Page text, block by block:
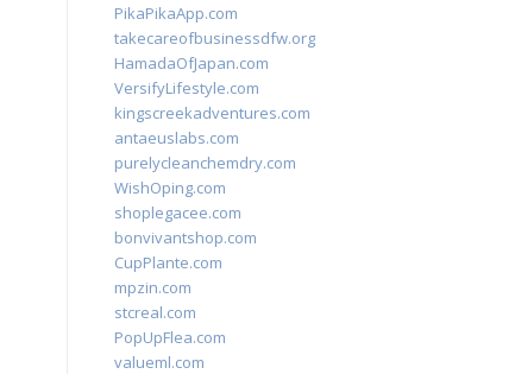
PikaPikaApp.com
takecareofbusinessdfw.org
HamadaOfJapan.com
VersifyLifestyle.com
kingscreekadventures.com
antaeuslabs.com
purelycleanchemdry.com
WishOping.com
shoplegacee.com
bonvivantshop.com
CupPlante.com
mpzin.com
stcreal.com
PopUpFlea.com
valueml.com